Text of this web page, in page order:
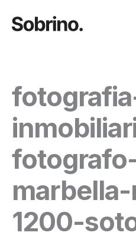
contenido
1200-